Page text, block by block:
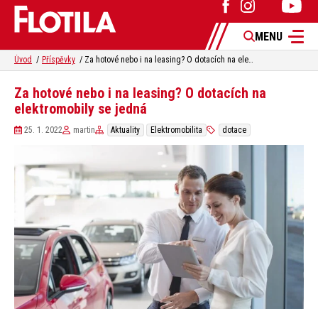
MENU
Úvod Příspěvky Za hotové nebo i na leasing? O dotacích na elektromobily se jedná
Za hotové nebo i na leasing? O dotacích na
elektromobily se jedná
25. 1. 2022 martin Aktuality Elektromobilita dotace